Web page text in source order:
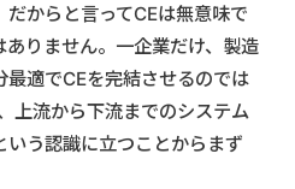
からと言ってCEは無意味で
りません。一企業だけ、製造
適でCEを完結させるのでは
上流から下流までのシステム
う認識に立つことからまず